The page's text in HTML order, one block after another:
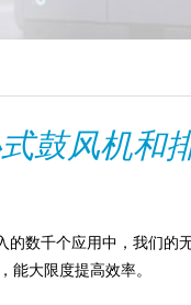
鼓风机和
数千个应用中，我们
大限度提高效率。